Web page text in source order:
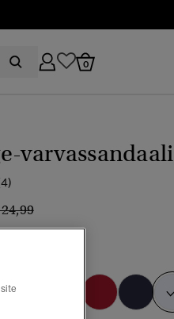
0
alennettu hinnasta
hintaan